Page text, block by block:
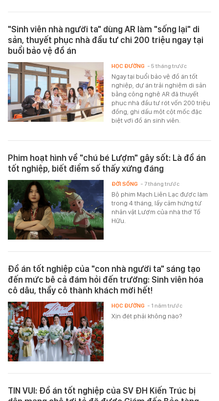
"Sinh viên nhà người ta" dùng AR làm "sống lại" di
sản, thuyết phục nhà đầu tư chi 200 triệu ngay tại
buổi bảo vệ đồ án
Ngay tại buổi bảo vệ đồ án tốt
nghiệp, dự án trải nghiệm di sản
bằng công nghệ AR đã thuyết
phục nhà đầu tư rót vốn 200 triệu
đồng, ghi dấu một cột mốc đặc
biệt với đồ án sinh viên.
HỌC ĐƯỜNG - 5 tháng trước
Phim hoạt hình về "chú bé Lượm" gây sốt: Là đồ án
tốt nghiệp, biết điểm số thấy xứng đáng
Bộ phim Mạch Liên Lạc được làm
trong 4 tháng, lấy cảm hứng từ
nhân vật Lượm của nhà thơ Tố
Hữu.
ĐỜI SỐNG - 7 tháng trước
Đồ án tốt nghiệp của "con nhà người ta" sáng tạo
đến mức bê cả đám hỏi đến trường: Sinh viên hóa
cô dâu, thầy cô thành khách mời hết!
Xịn đét phải không nào?
HỌC ĐƯỜNG - 1 năm trước
TIN VUI: Đồ án tốt nghiệp của SV ĐH Kiến Trúc bị